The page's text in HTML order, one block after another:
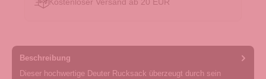
Kostenloser Versand ab 20 EUR
Beschreibung
Dieser hochwertige Deuter Rucksack überzeugt durch sein